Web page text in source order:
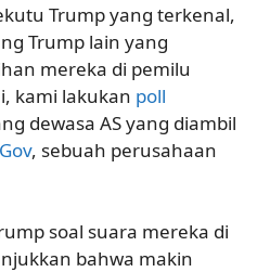
Trump yang terkenal,
Trump lain yang
mereka di pemilu
kami lakukan poll
dewasa AS yang diambil
, sebuah perusahaan
soal suara mereka di
bahwa makin